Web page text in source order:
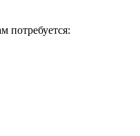
потребуется: